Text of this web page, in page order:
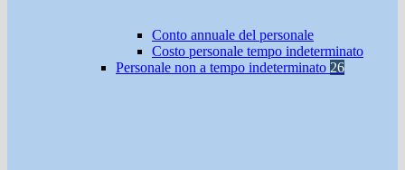
Conto annuale del personale
Costo personale tempo indeterminato
Personale non a tempo indeterminato 26